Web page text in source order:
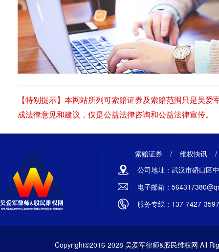
【特别提示】本网站所列可索赔证券及索赔范围只是吴
成法律意见和建议，仅是公益法律咨询和公益法律宣传。
索赔证券 / 维权快讯
公司地址：武汉市硚口区
电子邮箱：
服务专线：137-7427-3597
Copyright©2016-2028 吴爱军律师&股民维权网 All